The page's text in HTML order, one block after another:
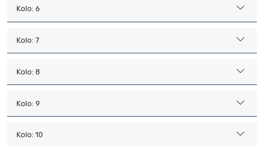
Kolo: 6
Kolo: 7
Kolo: 8
Kolo: 9
Kolo: 10